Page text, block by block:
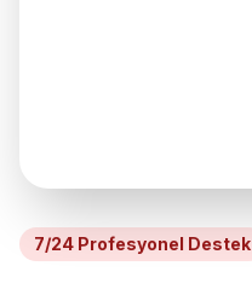
7/24 Profesyonel Destek